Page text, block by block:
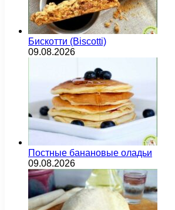
Бискотти (Biscotti)
09.08.2026
Постные банановые оладьи
09.08.2026